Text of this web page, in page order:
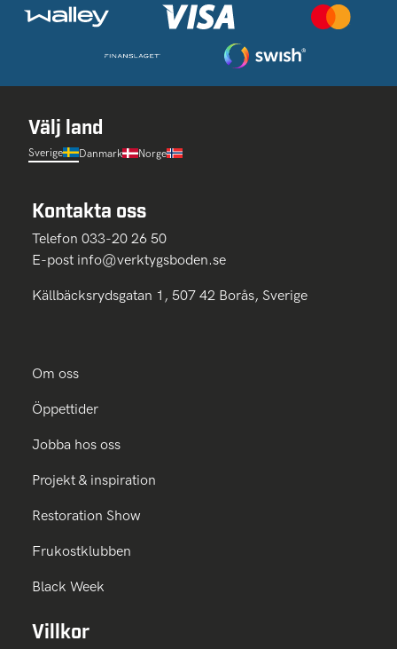
Välj land
Sverige Danmark Norge
Kontakta oss
Telefon 033-20 26 50
E-post info@verktygsboden.se
Källbäcksrydsgatan 1, 507 42 Borås, Sverige
Om oss
Öppettider
Jobba hos oss
Projekt & inspiration
Restoration Show
Frukostklubben
Black Week
Villkor